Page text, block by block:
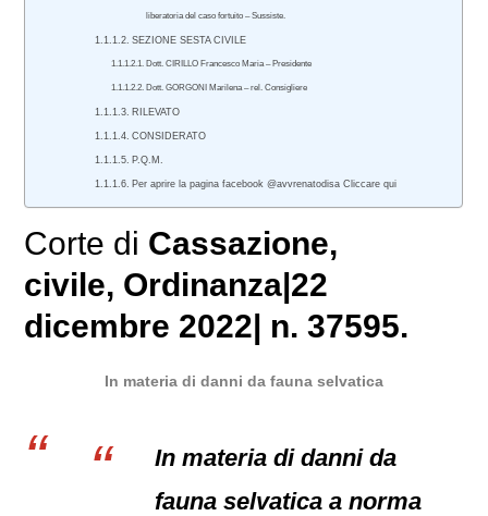
liberatoria del caso fortuito – Sussiste.
SEZIONE SESTA CIVILE
Dott. CIRILLO Francesco Maria – Presidente
Dott. GORGONI Marilena – rel. Consigliere
RILEVATO
CONSIDERATO
P.Q.M.
Per aprire la pagina facebook @avvrenatodisa Cliccare qui
Corte di Cassazione,
civile, Ordinanza|22
dicembre 2022| n. 37595.
In materia di danni da fauna selvatica
In materia di danni da
fauna selvatica a norma